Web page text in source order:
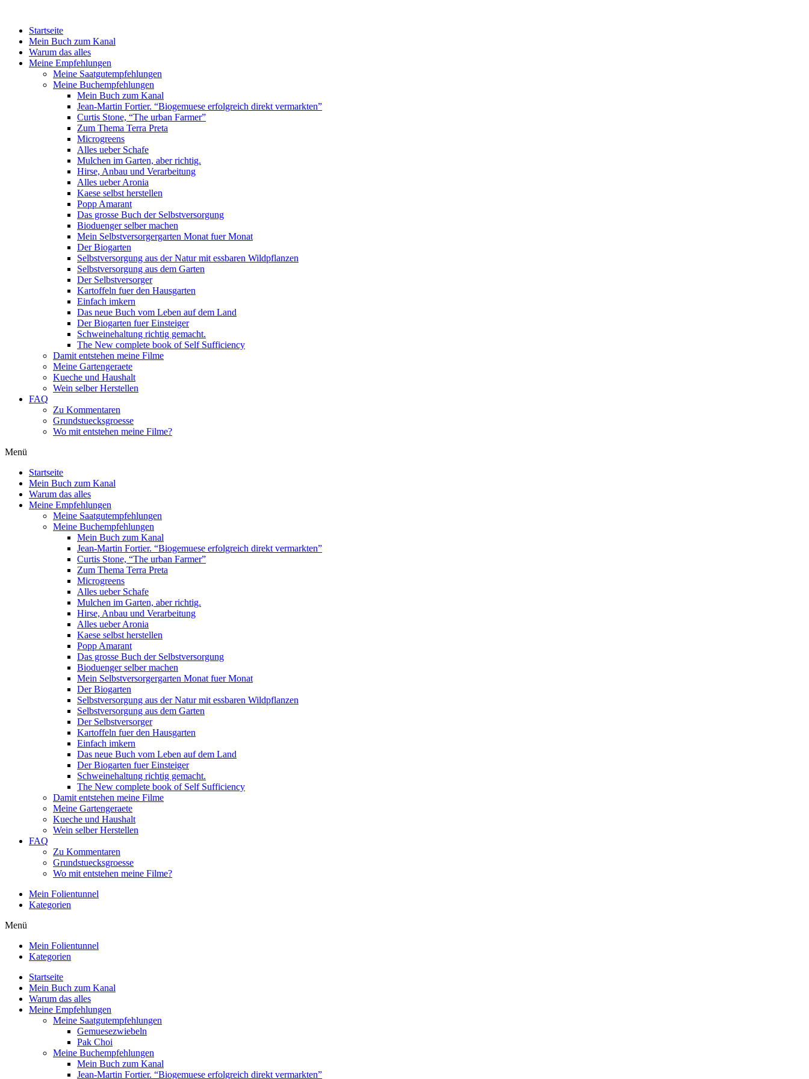
Startseite
Mein Buch zum Kanal
Warum das alles
Meine Empfehlungen
Meine Saatgutempfehlungen
Meine Buchempfehlungen
Mein Buch zum Kanal
Jean-Martin Fortier. “Biogemuese erfolgreich direkt vermarkten”
Curtis Stone, “The urban Farmer”
Zum Thema Terra Preta
Microgreens
Alles ueber Schafe
Mulchen im Garten, aber richtig.
Hirse, Anbau und Verarbeitung
Alles ueber Aronia
Kaese selbst herstellen
Popp Amarant
Das grosse Buch der Selbstversorgung
Bioduenger selber machen
Mein Selbstversorgergarten Monat fuer Monat
Der Biogarten
Selbstversorgung aus der Natur mit essbaren Wildpflanzen
Selbstversorgung aus dem Garten
Der Selbstversorger
Kartoffeln fuer den Hausgarten
Einfach imkern
Das neue Buch vom Leben auf dem Land
Der Biogarten fuer Einsteiger
Schweinehaltung richtig gemacht.
The New complete book of Self Sufficiency
Damit entstehen meine Filme
Meine Gartengeraete
Kueche und Haushalt
Wein selber Herstellen
FAQ
Zu Kommentaren
Grundstuecksgroesse
Wo mit entstehen meine Filme?
Menü
Startseite
Mein Buch zum Kanal
Warum das alles
Meine Empfehlungen
Meine Saatgutempfehlungen
Meine Buchempfehlungen
Mein Buch zum Kanal
Jean-Martin Fortier. “Biogemuese erfolgreich direkt vermarkten”
Curtis Stone, “The urban Farmer”
Zum Thema Terra Preta
Microgreens
Alles ueber Schafe
Mulchen im Garten, aber richtig.
Hirse, Anbau und Verarbeitung
Alles ueber Aronia
Kaese selbst herstellen
Popp Amarant
Das grosse Buch der Selbstversorgung
Bioduenger selber machen
Mein Selbstversorgergarten Monat fuer Monat
Der Biogarten
Selbstversorgung aus der Natur mit essbaren Wildpflanzen
Selbstversorgung aus dem Garten
Der Selbstversorger
Kartoffeln fuer den Hausgarten
Einfach imkern
Das neue Buch vom Leben auf dem Land
Der Biogarten fuer Einsteiger
Schweinehaltung richtig gemacht.
The New complete book of Self Sufficiency
Damit entstehen meine Filme
Meine Gartengeraete
Kueche und Haushalt
Wein selber Herstellen
FAQ
Zu Kommentaren
Grundstuecksgroesse
Wo mit entstehen meine Filme?
Mein Folientunnel
Kategorien
Menü
Mein Folientunnel
Kategorien
Startseite
Mein Buch zum Kanal
Warum das alles
Meine Empfehlungen
Meine Saatgutempfehlungen
Gemuesezwiebeln
Pak Choi
Meine Buchempfehlungen
Mein Buch zum Kanal
Jean-Martin Fortier. “Biogemuese erfolgreich direkt vermarkten”